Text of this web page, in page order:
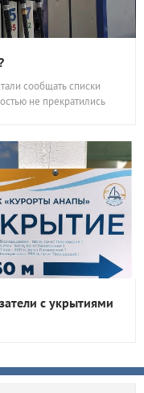
сообщать списки
не прекратились
с укрытиями